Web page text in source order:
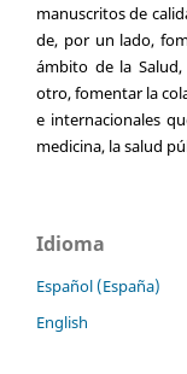
manuscritos de
de, por un lado,
ámbito de la
otro, fomentar la
e internacionales
medicina, la salud
Idioma
Español (España)
English